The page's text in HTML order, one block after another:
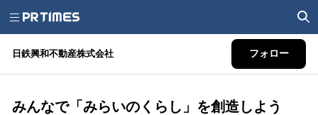
日鉄興和不動産株式会社 フォロー
みんなで「みらいのくらし」を創造しよう